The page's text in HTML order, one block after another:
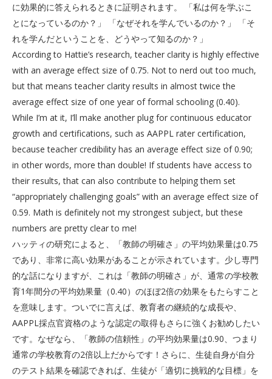
に効果的に答えられるときに証明されます。 「私は何を学ぶこ
とになっているのか？」 「なぜそれを学んでいるのか？」 「そ
れを学んだということを、どうやって知るのか？」
According to Hattie’s research, teacher clarity is highly effective
with an average effect size of 0.75. Not to nerd out too much,
but that means teacher clarity results in almost twice the
average effect size of one year of formal schooling (0.40).
While I’m at it, I’ll make another plug for continuous educator
growth and certifications, such as AAPPL rater certification,
because teacher credibility has an average effect size of 0.90;
in other words, more than double! If students have access to
their results, that can also contribute to helping them set
“appropriately challenging goals” with an average effect size of
0.59. Math is definitely not my strongest subject, but these
numbers are pretty clear to me!
ハッティの研究によると、「教師の明確さ」の平均効果量は0.75
であり、非常に高い効果があることが示されています。少し専門
的な話になりますが、これは「教師の明確さ」が、通常の学校教
育1年間分の平均効果量（0.40）のほぼ2倍の効果をもたらすこと
を意味します。ついでに言えば、教育者の継続的な成長や、
AAPPL採点官資格のような認定の取得もさらに強くお勧めしたい
です。なぜなら、「教師の信頼性」の平均効果量は0.90、つまり
通常の学校教育の2倍以上だからです！さらに、生徒自身が自分
のテスト結果を確認できれば、生徒が「適切に挑戦的な目標」を